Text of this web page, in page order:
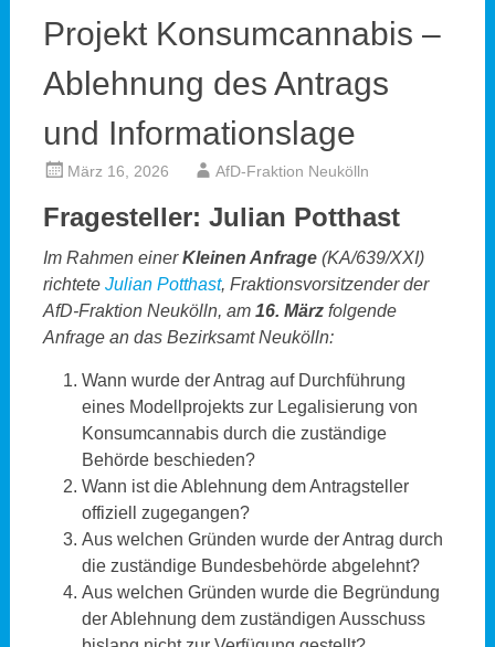
Projekt Konsumcannabis –
Ablehnung des Antrags
und Informationslage
März 16, 2026 AfD-Fraktion Neukölln
Fragesteller: Julian Potthast
Im Rahmen einerKleinen Anfrage(KA/639/XXI)
richtete Julian Potthast, Fraktionsvorsitzender der
AfD-Fraktion Neukölln, am 16. März folgende
Anfrage an das Bezirksamt Neukölln:
Wann wurde der Antrag auf Durchführung
eines Modellprojekts zur Legalisierung von
Konsumcannabis durch die zuständige
Behörde beschieden?
Wann ist die Ablehnung dem Antragsteller
offiziell zugegangen?
Aus welchen Gründen wurde der Antrag durch
die zuständige Bundesbehörde abgelehnt?
Aus welchen Gründen wurde die Begründung
der Ablehnung dem zuständigen Ausschuss